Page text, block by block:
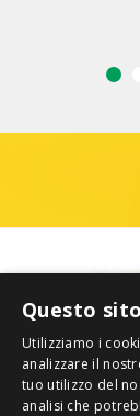
Questo
Utilizziamo i
analizzare il
tuo utilizzo del
analisi che